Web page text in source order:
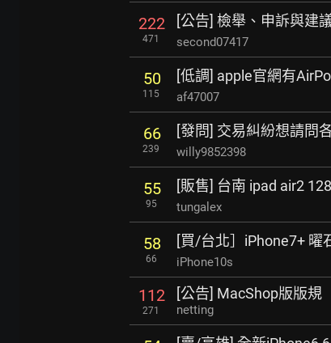
222
471
[公告] 檢舉、申訴與建
second07417
50
115
[低調] apple官網有
af47007
66
239
[發問] 交易糾紛想請問
willy9852398
55
95
[販售] 台南 ipad air2
tungalex
58
66
[買/台北］iPhone7+ 曜
iPhone10s
112
271
[公告] MacShop版版規
netting